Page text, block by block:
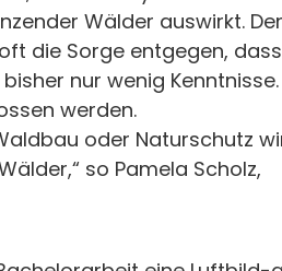
Wälder auswirkt.
die Sorge entgegen,
nur wenig Kenntnisse.
werden.
oder Naturschutz
so Pamela Scholz,